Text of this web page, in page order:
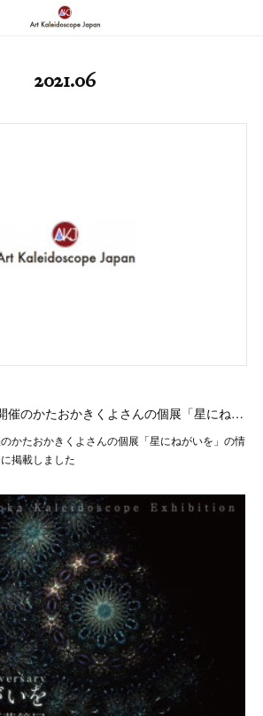
2021.06
催のかたおかきくよさんの個展「星にね…
かたおかきくよさんの個展「星にねがいを」の情
掲載しました